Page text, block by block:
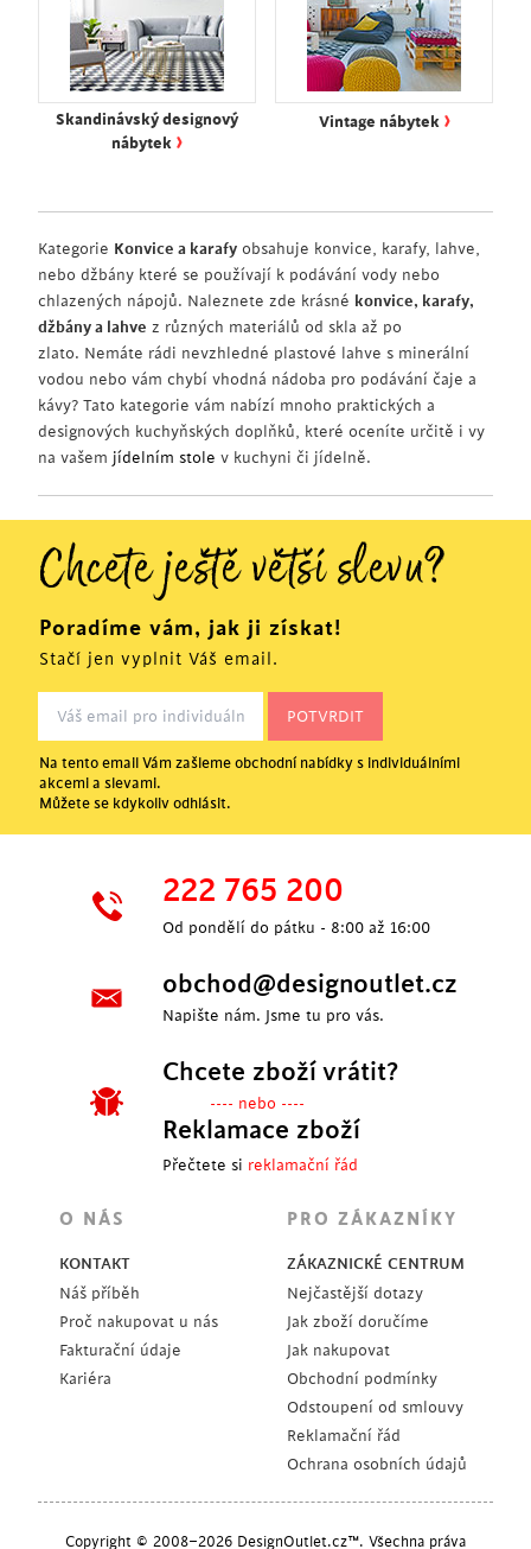
Skandinávský designový
nábytek ›
Vintage nábytek ›
Kategorie Konvice a karafy obsahuje konvice, karafy, lahve,
nebo džbány které se používají k podávání vody nebo
chlazených nápojů. Naleznete zde krásné konvice, karafy,
džbány a lahve z různých materiálů od skla až po
zlato. Nemáte rádi nevzhledné plastové lahve s minerální
vodou nebo vám chybí vhodná nádoba pro podávání čaje a
kávy? Tato kategorie vám nabízí mnoho praktických a
designových kuchyňských doplňků, které oceníte určitě i vy
na vašem jídelním stole v kuchyni či jídelně.
Chcete ještě větší slevu?
Poradíme vám, jak ji získat!
Stačí jen vyplnit Váš email.
Na tento email Vám zašleme obchodní nabídky s individuálními
akcemi a slevami.
Můžete se kdykoliv odhlásit.
222 765 200
Od pondělí do pátku - 8:00 až 16:00
obchod@designoutlet.cz
Napište nám. Jsme tu pro vás.
Chcete zboží vrátit?
---- nebo ----
Reklamace zboží
Přečtete si reklamační řád
O NÁS
KONTAKT
Náš příběh
Proč nakupovat u nás
Fakturační údaje
Kariéra
PRO ZÁKAZNÍKY
ZÁKAZNICKÉ CENTRUM
Nejčastější dotazy
Jak zboží doručíme
Jak nakupovat
Obchodní podmínky
Odstoupení od smlouvy
Reklamační řád
Ochrana osobních údajů
Copyright © 2008–2026 DesignOutlet.cz™. Všechna práva